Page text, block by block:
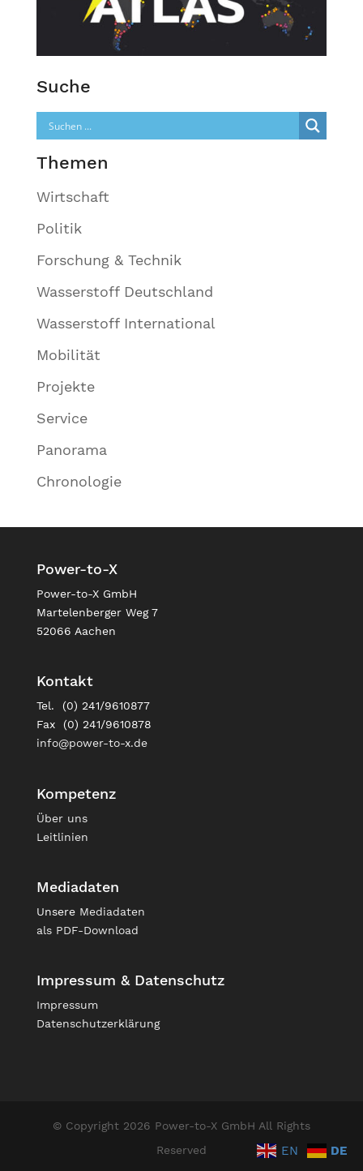
Suche
Themen
Wirtschaft
Politik
Forschung & Technik
Wasserstoff Deutschland
Wasserstoff International
Mobilität
Projekte
Service
Panorama
Chronologie
Power-to-X
Power-to-X GmbH
Martelenberger Weg 7
52066 Aachen
Kontakt
Tel. (0) 241/9610877
Fax (0) 241/9610878
info@power-to-x.de
Kompetenz
Über uns
Leitlinien
Mediadaten
Unsere Mediadaten
als PDF-Download
Impressum & Datenschutz
Impressum
Datenschutzerklärung
© Copyright 2026 Power-to-X GmbH All Rights
Reserved
EN DE